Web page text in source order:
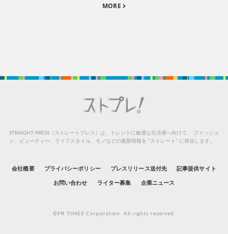
MORE
STRAIGHT PRESS（ストレートプレス）は、トレンドに敏感な生活者へ向けて、
ファッショ
ン、ビューティー、ライフスタイル、モノなどの最新情報を “ストレート” に発信します。
会社概要 プライバシーポリシー プレスリリース送付先 記事提供サイト
お問い合わせ ライター募集 企業ニュース
©PR TIMES Corporation. All rights reserved.